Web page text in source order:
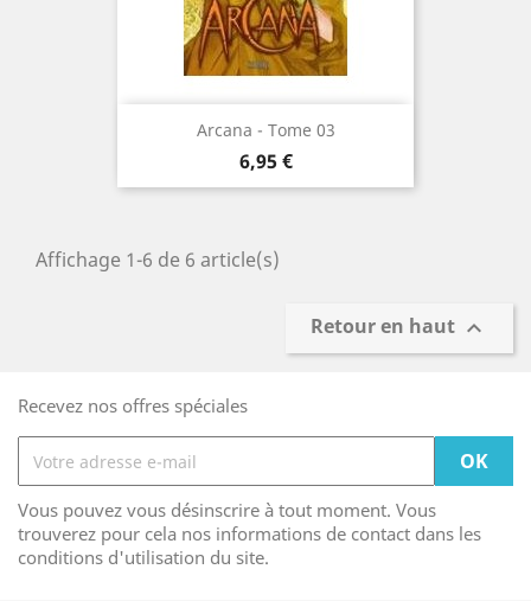
Arcana - Tome 03
Prix
6,95 €
Affichage 1-6 de 6 article(s)
Retour en haut 
Recevez nos offres spéciales
Vous pouvez vous désinscrire à tout moment. Vous
trouverez pour cela nos informations de contact dans les
conditions d'utilisation du site.